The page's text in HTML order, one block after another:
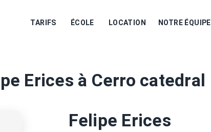
TARIFS ÉCOLE LOCATION NOTRE ÉQUIPE
Erices à Cerro catedral
Felipe Erices